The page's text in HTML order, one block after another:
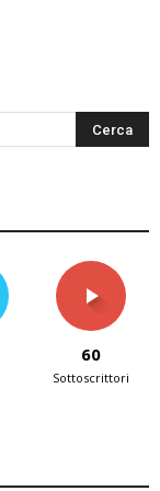
60
Sottoscrittori